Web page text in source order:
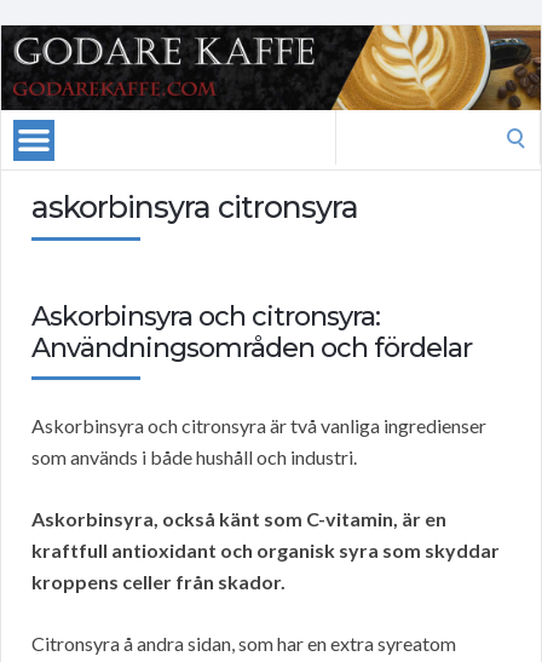
askorbinsyra citronsyra
Askorbinsyra och citronsyra:
Användningsområden och fördelar
Askorbinsyra och citronsyra är två vanliga ingredienser
som används i både hushåll och industri.
Askorbinsyra, också känt som C-vitamin, är en
kraftfull antioxidant och organisk syra som skyddar
kroppens celler från skador.
Citronsyra å andra sidan, som har en extra syreatom